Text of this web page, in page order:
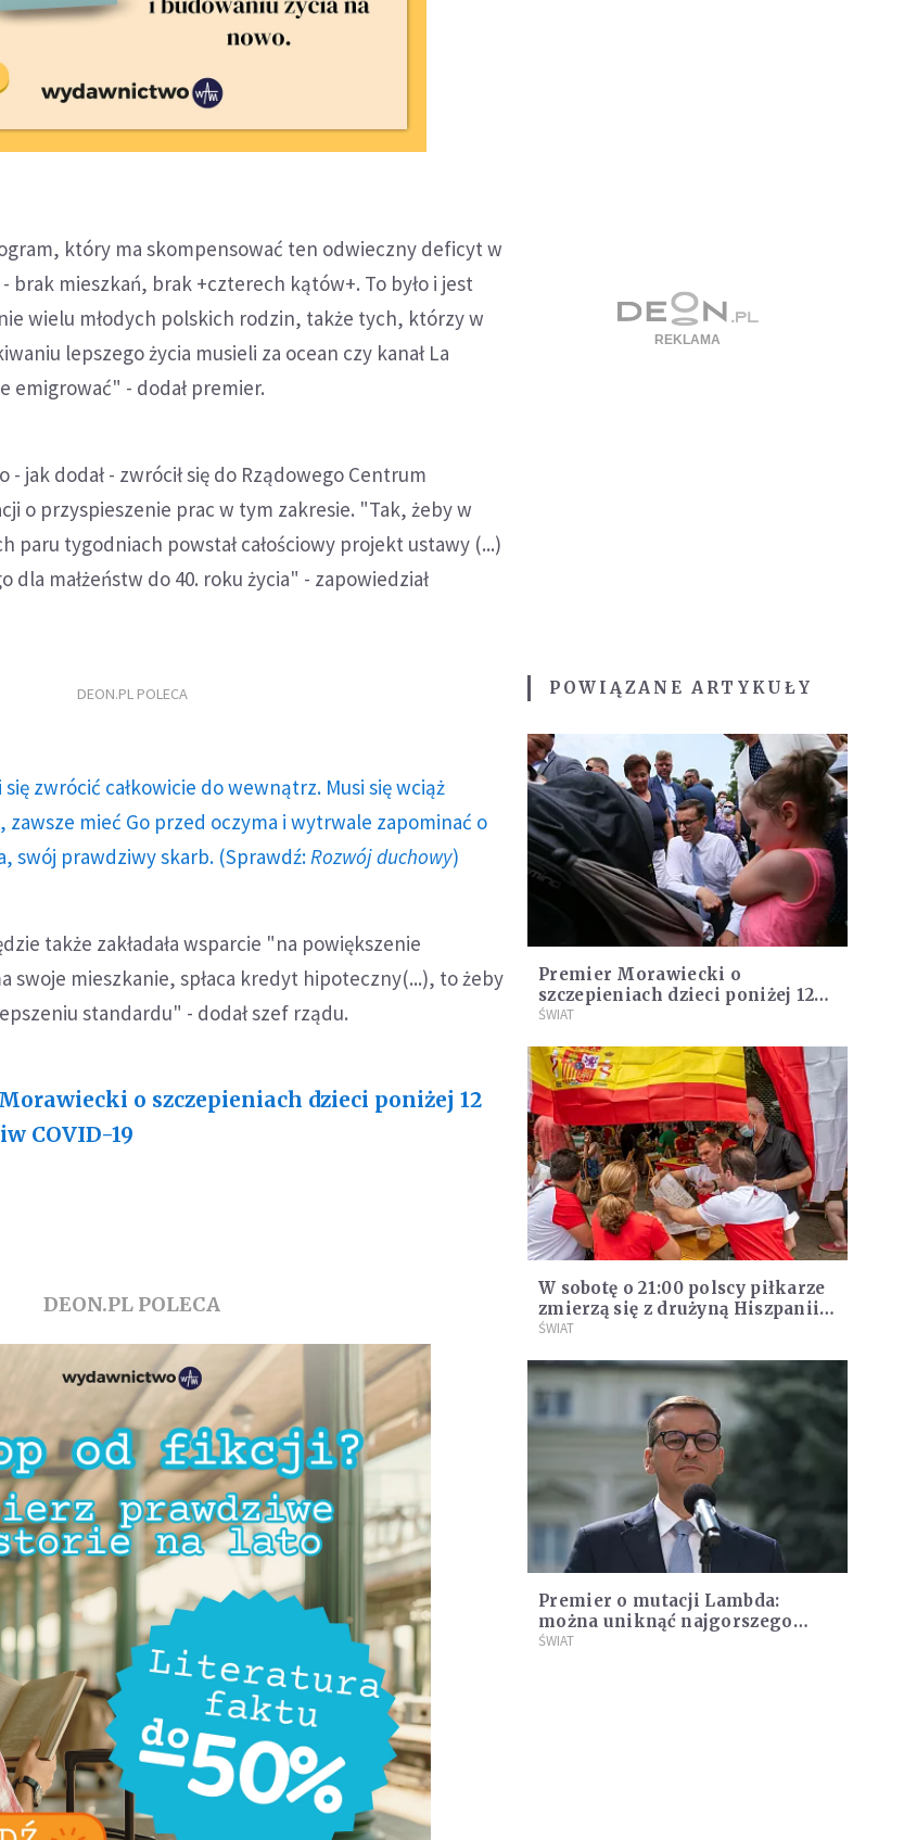
który ma skompensować ten odwieczny deficyt w
- brak mieszkań, brak +czterech kątów+. To było i jest
wielu młodych polskich rodzin, także tych, którzy w
lepszego życia musieli za ocean czy kanał La
emigrować" - dodał premier.
- jak dodał - zwrócił się do Rządowego Centrum
o przyspieszenie prac w tym zakresie. "Tak, żeby w
paru tygodniach powstał całościowy projekt ustawy (...)
dla małżeństw do 40. roku życia" - zapowiedział
DEON.PL POLECA
się zwrócić całkowicie do wewnątrz. Musi się wciąż
zawsze mieć Go przed oczyma i wytrwale zapominać o
swój prawdziwy skarb. (Sprawdź: Rozwój duchowy)
także zakładała wsparcie "na powiększenie
swoje mieszkanie, spłaca kredyt hipoteczny(...), to żeby
standardu" - dodał szef rządu.
o szczepieniach dzieci poniżej 12
COVID-19
DEON.PL POLECA
POWIĄZANE ARTYKUŁY
Premier Morawiecki o
szczepieniach dzieci poniżej 12
lat przeciw COVID-19
ŚWIAT
W sobotę o 21:00 polscy piłkarze
zmierzą się z drużyną Hiszpanii.
Premier: trzymamy kciuki
ŚWIAT
Premier o mutacji Lambda:
można uniknąć najgorszego
scenariusza
ŚWIAT